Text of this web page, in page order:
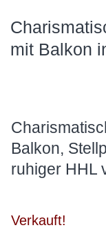
mit Balkon
Balkon,
ruhiger HHL
Verkauft!